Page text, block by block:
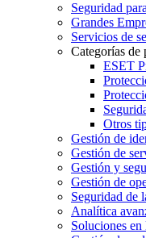
Seguridad
Grandes
Servicios de
Categorías de
ESET
Otros
Gestión de
Gestión de
Gestión y
Gestión de
Seguridad de
Analítica
Soluciones